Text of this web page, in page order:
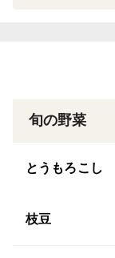
【保存方法につ
るのでおすすめ
上がり下さい)
旬の野菜
とうもろこし
枝豆